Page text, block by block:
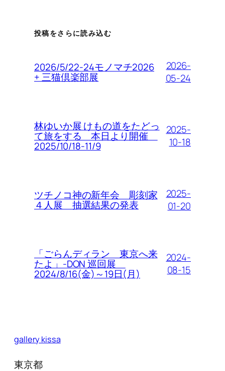
投稿をさらに読み込む
2026/5/22-24モノマチ2026
+ 三猫倶楽部展
2026-
05-24
林ゆいか展 けもの道をたどっ
て旅をする 本日より開催
2025/10/18-11/9
2025-
10-18
ツチノコ神の新年会 彫刻家
４人展 抽選結果の発表
2025-
01-20
「ごらんディラン 東京へ来
たよ」-DON 巡回展
2024/8/16(金)～19日(月)
2024-
08-15
gallery kissa
東京都